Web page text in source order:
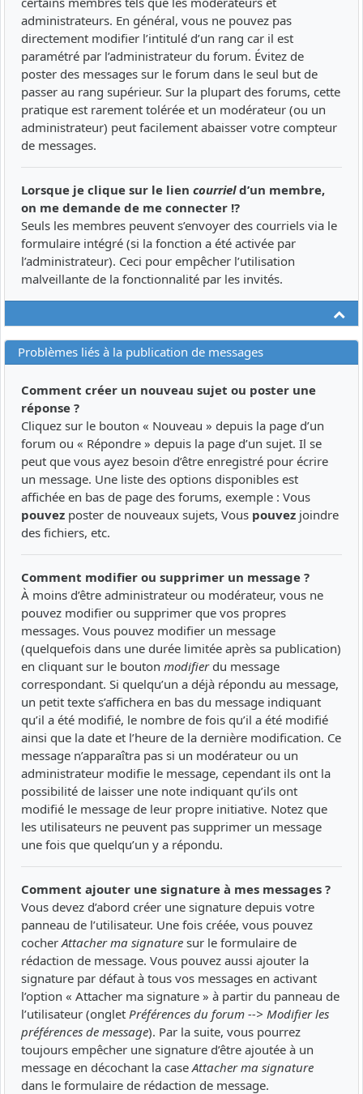
administrateurs. En général, vous ne pouvez pas
directement modifier l’intitulé d’un rang car il est
paramétré par l’administrateur du forum. Évitez de
poster des messages sur le forum dans le seul but de
passer au rang supérieur. Sur la plupart des forums, cette
pratique est rarement tolérée et un modérateur (ou un
administrateur) peut facilement abaisser votre compteur
de messages.
Lorsque je clique sur le lien courrield’un membre,
on me demande de me connecter !?
Seuls les membres peuvent s’envoyer des courriels via le
formulaire intégré (si la fonction a été activée par
l’administrateur). Ceci pour empêcher l’utilisation
malveillante de la fonctionnalité par les invités.
Problèmes liés à la publication de messages
Comment créer un nouveau sujet ou poster une
réponse ?
Cliquez sur le bouton « Nouveau » depuis la page d’un
forum ou « Répondre » depuis la page d’un sujet. Il se
peut que vous ayez besoin d’être enregistré pour écrire
un message. Une liste des options disponibles est
affichée en bas de page des forums, exemple : Vous
pouvez poster de nouveaux sujets, Vous pouvez joindre
des fichiers, etc.
Comment modifier ou supprimer un message ?
À moins d’être administrateur ou modérateur, vous ne
pouvez modifier ou supprimer que vos propres
messages. Vous pouvez modifier un message
(quelquefois dans une durée limitée après sa publication)
en cliquant sur le bouton modifierdu message
correspondant. Si quelqu’un a déjà répondu au message,
un petit texte s’affichera en bas du message indiquant
qu’il a été modifié, le nombre de fois qu’il a été modifié
ainsi que la date et l’heure de la dernière modification. Ce
message n’apparaîtra pas si un modérateur ou un
administrateur modifie le message, cependant ils ont la
possibilité de laisser une note indiquant qu’ils ont
modifié le message de leur propre initiative. Notez que
les utilisateurs ne peuvent pas supprimer un message
une fois que quelqu’un y a répondu.
Comment ajouter une signature à mes messages ?
Vous devez d’abord créer une signature depuis votre
panneau de l’utilisateur. Une fois créée, vous pouvez
cocher Attacher ma signature sur le formulaire de
rédaction de message. Vous pouvez aussi ajouter la
signature par défaut à tous vos messages en activant
l’option « Attacher ma signature » à partir du panneau de
l’utilisateur (onglet Préférences du forum --> Modifier les
préférences de message). Par la suite, vous pourrez
toujours empêcher une signature d’être ajoutée à un
message en décochant la case Attacher ma signature
dans le formulaire de rédaction de message.